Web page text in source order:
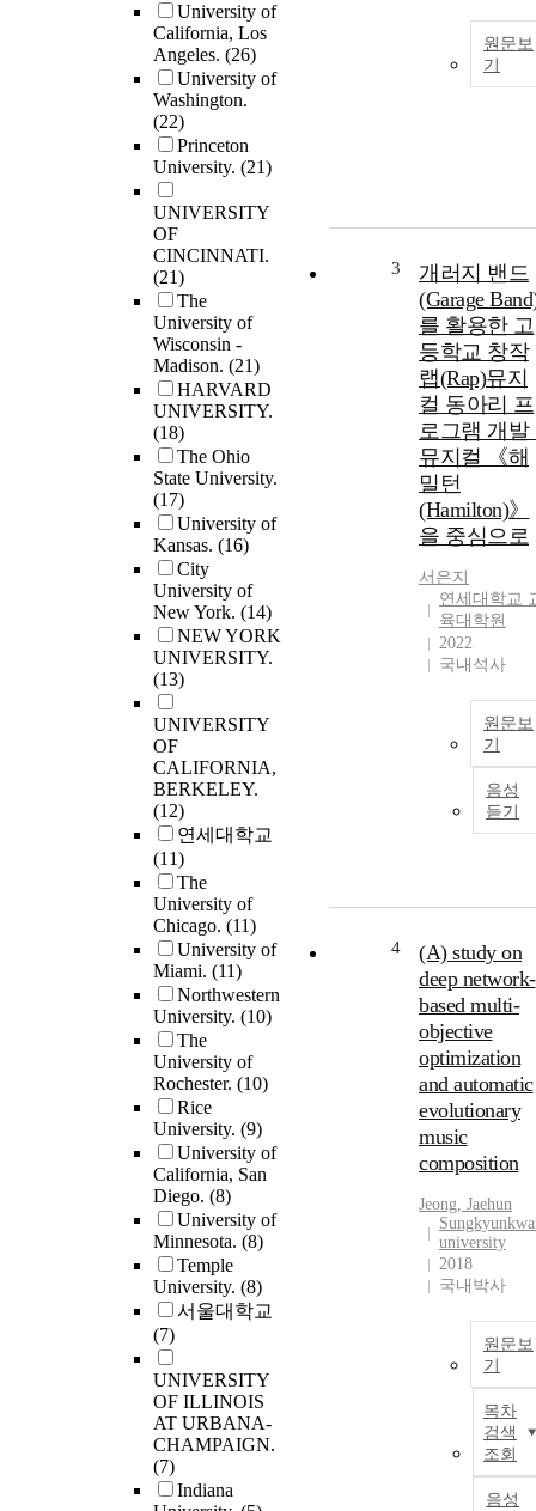
University of
California, Los
Angeles. (26)
University of
Washington.
(22)
Princeton
University. (21)
UNIVERSITY
OF
CINCINNATI.
(21)
The
University of
Wisconsin -
Madison. (21)
HARVARD
UNIVERSITY.
(18)
The Ohio
State University.
(17)
University of
Kansas. (16)
City
University of
New York. (14)
NEW YORK
UNIVERSITY.
(13)
UNIVERSITY
OF
CALIFORNIA,
BERKELEY.
(12)
연세대학교
(11)
The
University of
Chicago. (11)
University of
Miami. (11)
Northwestern
University. (10)
The
University of
Rochester. (10)
Rice
University. (9)
University of
California, San
Diego. (8)
University of
Minnesota. (8)
Temple
University. (8)
서울대학교
(7)
UNIVERSITY
OF ILLINOIS
AT URBANA-
CHAMPAIGN.
(7)
Indiana
원문보
기
3
개러지 밴드
(Garage
를 활용한 고
등학교 창작
랩(Rap)뮤지
컬 동아리 프
로그램 개발
뮤지컬 《해
밀턴
(Hamilton)》
을 중심으로
서은지
연세대학교
육대학원
2022
국내석사
원문보
기
음성
듣기
4
(A) study on
deep network-
based multi-
objective
optimization
and automatic
evolutionary
music
composition
Jeong, Jaehun
university
2018
국내박사
원문보
기
목차
검색
조회
음성